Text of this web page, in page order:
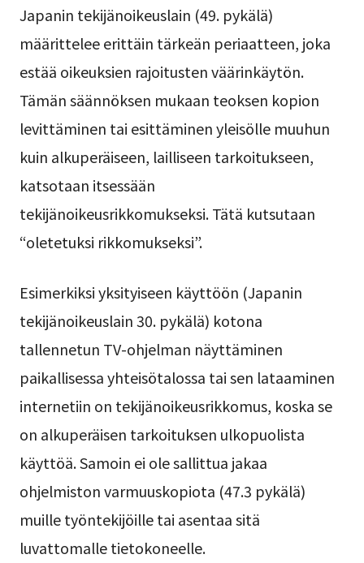
Japanin tekijänoikeuslain (49. pykälä)
määrittelee erittäin tärkeän periaatteen, joka
estää oikeuksien rajoitusten väärinkäytön.
Tämän säännöksen mukaan teoksen kopion
levittäminen tai esittäminen yleisölle muuhun
kuin alkuperäiseen, lailliseen tarkoitukseen,
katsotaan itsessään
tekijänoikeusrikkomukseksi. Tätä kutsutaan
“oletetuksi rikkomukseksi”.
Esimerkiksi yksityiseen käyttöön (Japanin
tekijänoikeuslain 30. pykälä) kotona
tallennetun TV-ohjelman näyttäminen
paikallisessa yhteisötalossa tai sen lataaminen
internetiin on tekijänoikeusrikkomus, koska se
on alkuperäisen tarkoituksen ulkopuolista
käyttöä. Samoin ei ole sallittua jakaa
ohjelmiston varmuuskopiota (47.3 pykälä)
muille työntekijöille tai asentaa sitä
luvattomalle tietokoneelle.